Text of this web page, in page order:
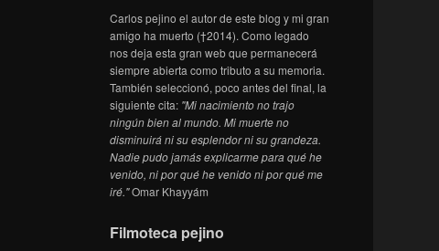
Carlos pejino el autor de este blog y mi gran
amigo ha muerto (†2014). Como legado
nos deja esta gran web que permanecerá
siempre abierta como tributo a su memoria.
También seleccionó, poco antes del final, la
siguiente cita: "Mi nacimiento no trajo
ningún bien al mundo. Mi muerte no
disminuirá ni su esplendor ni su grandeza.
Nadie pudo jamás explicarme para qué he
venido, ni por qué he venido ni por qué me
iré."Omar Khayyám
Filmoteca pejino